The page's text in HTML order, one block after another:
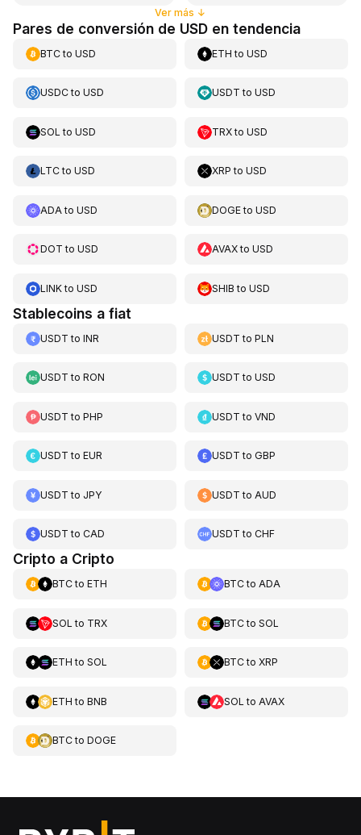
Ver más ↓
Pares de conversión de USD en tendencia
BTCto USD ETH toUSD
USDCto USD USDT toUSD
SOL to USD TRXtoUSD
LTCto USD XRP toUSD
ADA to USD DOGEtoUSD
DOT to USD AVAXtoUSD
LINKto USD SHIB toUSD
Stablecoins a fiat
USDT to INR USDT toPLN
USDT to RON USDT toUSD
USDT to PHP USDT toVND
USDT to EUR USDT toGBP
USDT to JPY USDT to AUD
USDT to CAD USDT toCHF
Cripto a Cripto
BTCto ETH BTCto ADA
SOL to TRX BTCto SOL
ETH to SOL BTCto XRP
ETH to BNB SOL to AVAX
BTCto DOGE